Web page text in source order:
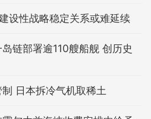
设性战略稳定关系或难延续
链部署逾110艘船舰 创历史
日本拆冷气机取稀土